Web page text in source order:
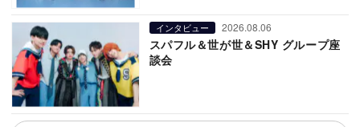
インタビュー 2026.08.06
スパフル＆世が世＆SHY グループ座
談会